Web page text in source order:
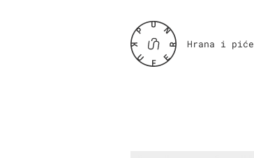
Hrana i piće